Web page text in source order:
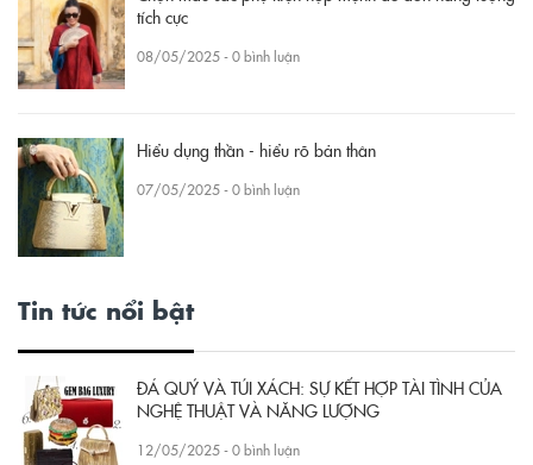
tích cực
08/05/2025 - 0 bình luận
Hiểu dụng thần - hiểu rõ bản thân
07/05/2025 - 0 bình luận
Tin tức nổi bật
ĐÁ QUÝ VÀ TÚI XÁCH: SỰ KẾT HỢP TÀI TÌNH CỦA
NGHỆ THUẬT VÀ NĂNG LƯỢNG
12/05/2025 - 0 bình luận